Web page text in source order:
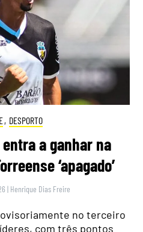
, DESPORTO
a ganhar na
‘apagado’
| Henrique Dias Freire
no terceiro
com três pontos